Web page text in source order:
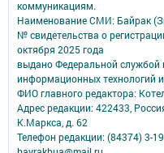
коммуникациям.
Наименование СМИ: Байрак
№ свидетельства о
октября 2025 года
выдано Федеральной службой
информационных технологий
ФИО главного редактора:
Адрес редакции: 422433,
К.Маркса, д. 62
Телефон редакции: (84374) 3-